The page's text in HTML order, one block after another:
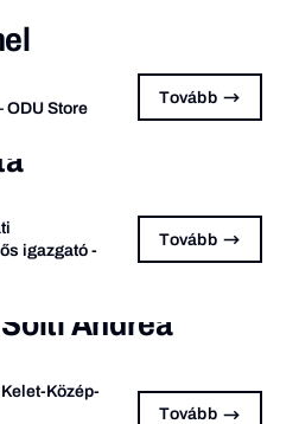
ODU Store
Tovább
igazgató -
Tovább
Solti Andrea
Közép-
Tovább